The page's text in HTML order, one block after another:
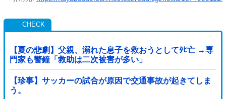
【夏の悲劇】父親、溺れた息子を救おうとしてﾀﾋ亡 →専
門家も警鐘「救助は二次被害が多い」
【珍事】サッカーの試合が原因で交通事故が起きてしま
う。